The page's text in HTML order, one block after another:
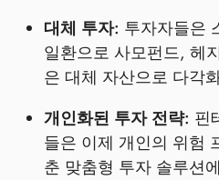
대체 투자: 투자자들은
일환으로 사모펀드, 헤
은 대체 자산으로 다각
개인화된 투자 전략: 핀
들은 이제 개인의 위험
춘 맞춤형 투자 솔루션